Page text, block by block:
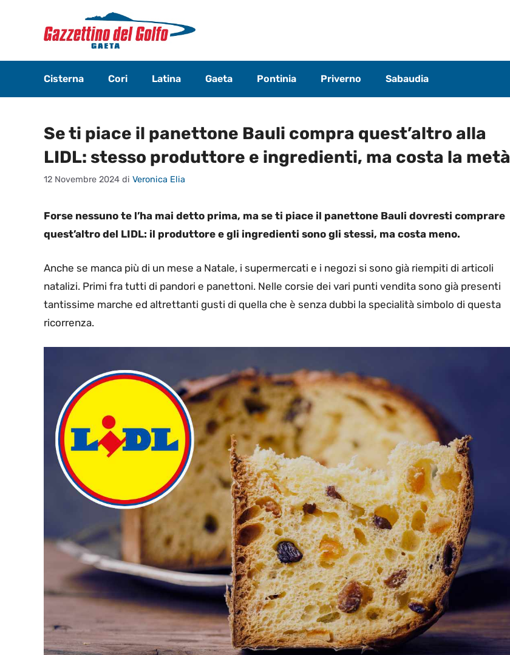
contenuto
Cisterna Cori Latina Gaeta Pontinia Priverno Sabaudia
Se ti piace il panettone Bauli compra quest’altro alla
LIDL: stesso produttore e ingredienti, ma costa la metà
12 Novembre 2024 di Veronica Elia
Forse nessuno te l’ha mai detto prima, ma se ti piace il panettone Bauli dovresti comprare
quest’altro del LIDL: il produttore e gli ingredienti sono gli stessi, ma costa meno.
Anche se manca più di un mese a Natale, i supermercati e i negozi si sono già riempiti di articoli
natalizi. Primi fra tutti di pandori e panettoni. Nelle corsie dei vari punti vendita sono già presenti
tantissime marche ed altrettanti gusti di quella che è senza dubbi la specialità simbolo di questa
ricorrenza.